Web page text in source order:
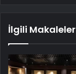
İlgili Makaleler